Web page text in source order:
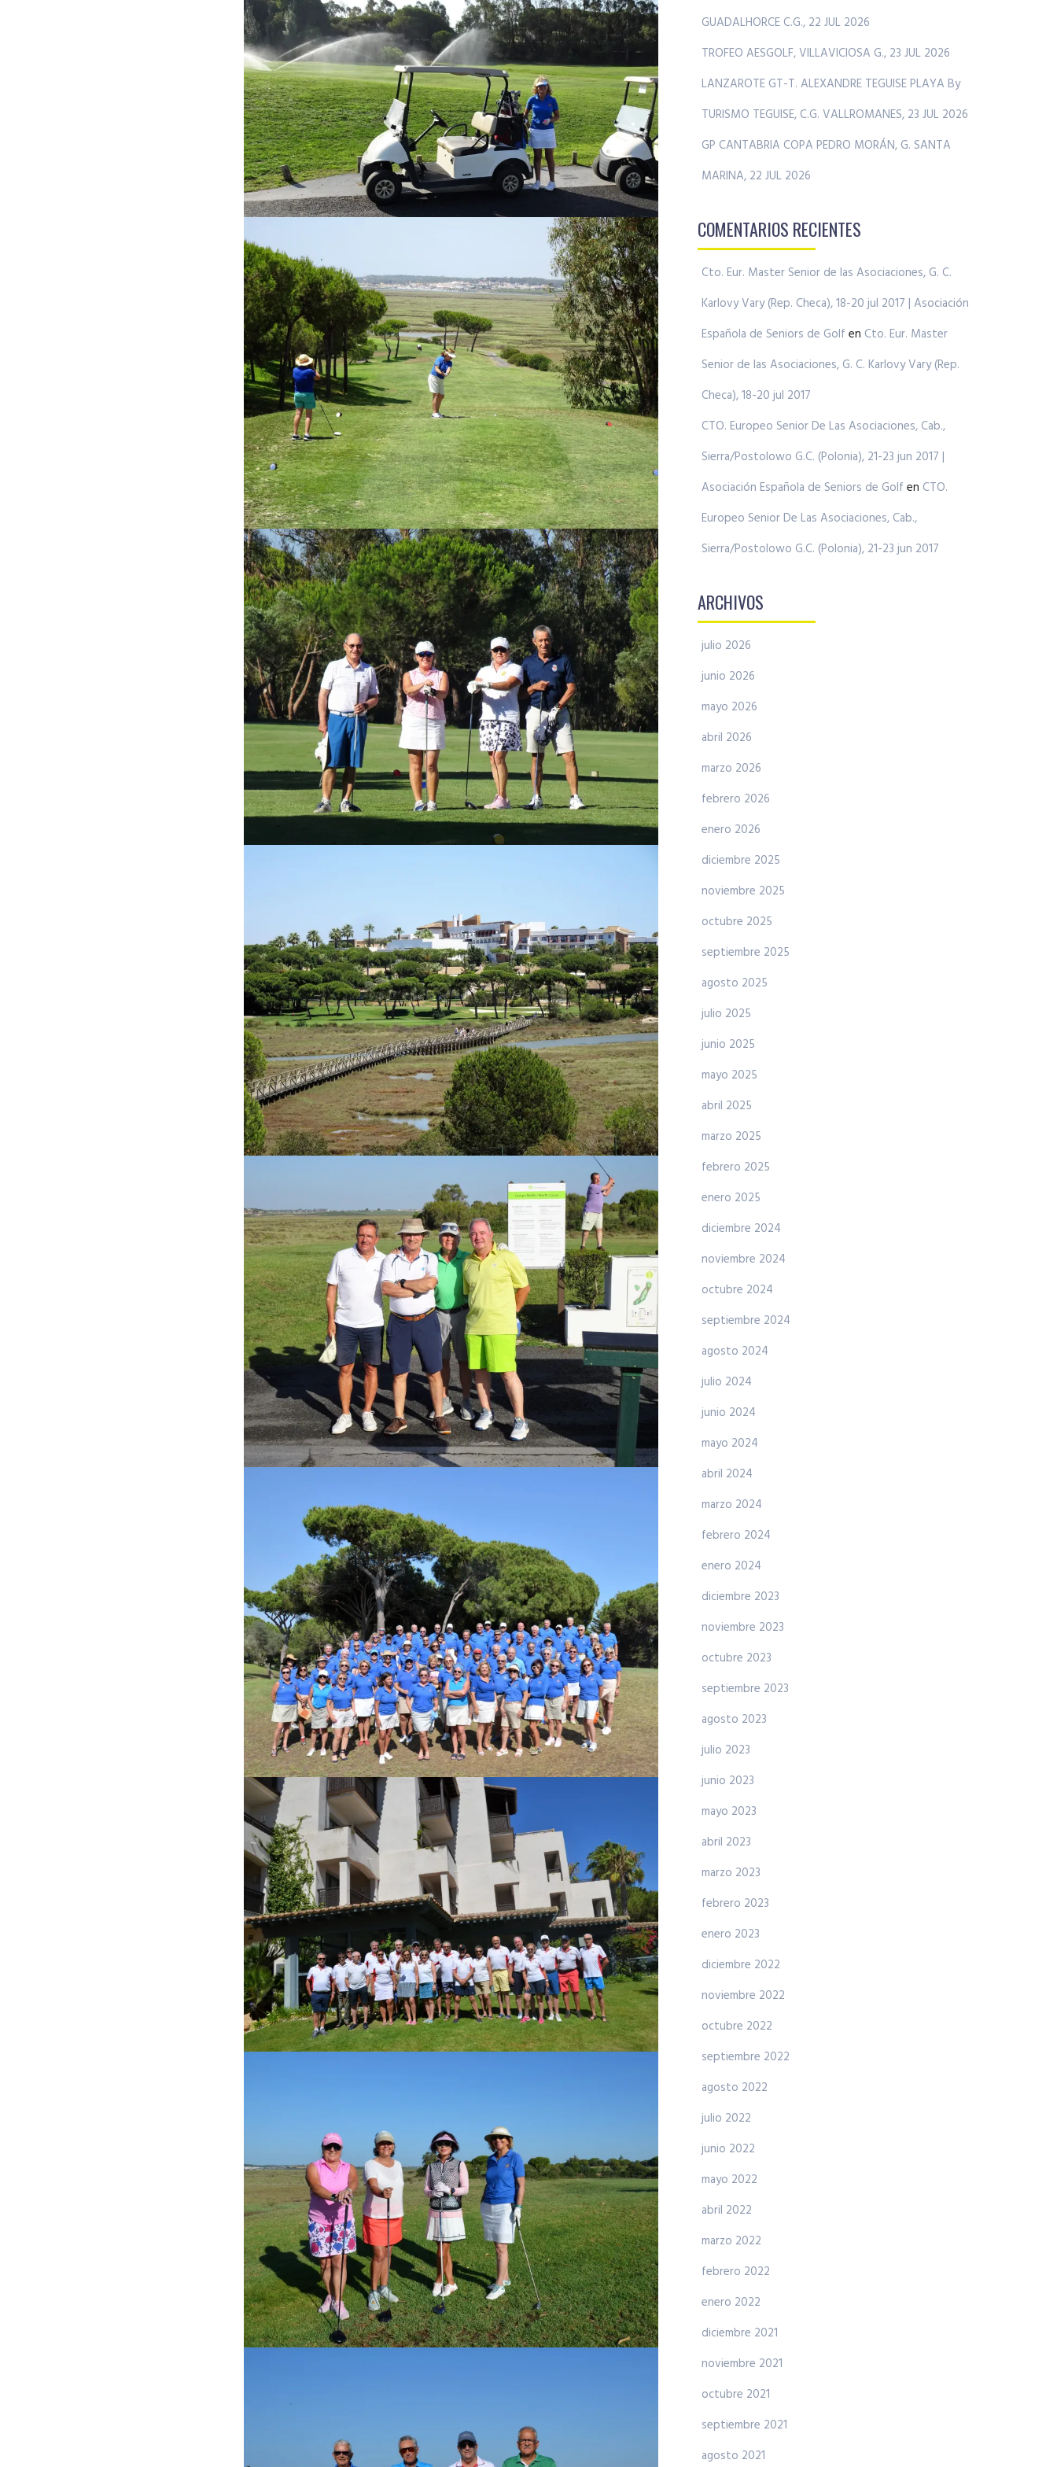
GUADALHORCE C.G., 22 JUL 2026
TROFEO AESGOLF, VILLAVICIOSA G., 23 JUL 2026
LANZAROTE GT-T. ALEXANDRE TEGUISE PLAYA By
TURISMO TEGUISE, C.G. VALLROMANES, 23 JUL 2026
GP CANTABRIA COPA PEDRO MORÁN, G. SANTA
MARINA, 22 JUL 2026
COMENTARIOS RECIENTES
Cto. Eur. Master Senior de las Asociaciones, G. C.
Karlovy Vary (Rep. Checa), 18-20 jul 2017 | Asociación
Española de Seniors de Golf en Cto. Eur. Master
Senior de las Asociaciones, G. C. Karlovy Vary (Rep.
Checa), 18-20 jul 2017
CTO. Europeo Senior De Las Asociaciones, Cab.,
Sierra/Postolowo G.C. (Polonia), 21-23 jun 2017 |
Asociación Española de Seniors de Golf en CTO.
Europeo Senior De Las Asociaciones, Cab.,
Sierra/Postolowo G.C. (Polonia), 21-23 jun 2017
ARCHIVOS
julio 2026
junio 2026
mayo 2026
abril 2026
marzo 2026
febrero 2026
enero 2026
diciembre 2025
noviembre 2025
octubre 2025
septiembre 2025
agosto 2025
julio 2025
junio 2025
mayo 2025
abril 2025
marzo 2025
febrero 2025
enero 2025
diciembre 2024
noviembre 2024
octubre 2024
septiembre 2024
agosto 2024
julio 2024
junio 2024
mayo 2024
abril 2024
marzo 2024
febrero 2024
enero 2024
diciembre 2023
noviembre 2023
octubre 2023
septiembre 2023
agosto 2023
julio 2023
junio 2023
mayo 2023
abril 2023
marzo 2023
febrero 2023
enero 2023
diciembre 2022
noviembre 2022
octubre 2022
septiembre 2022
agosto 2022
julio 2022
junio 2022
mayo 2022
abril 2022
marzo 2022
febrero 2022
enero 2022
diciembre 2021
noviembre 2021
octubre 2021
septiembre 2021
agosto 2021